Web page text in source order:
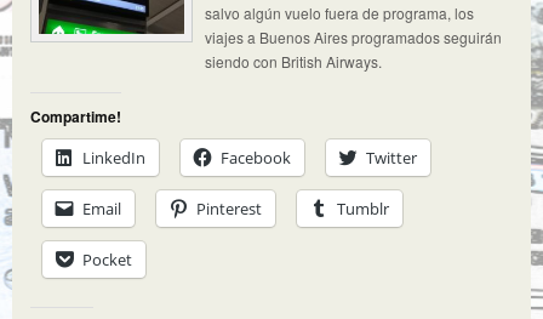
salvo algún vuelo fuera de programa, los
viajes a Buenos Aires programados seguirán
siendo con British Airways.
Compartime!
LinkedIn
Facebook Twitter
Email Pinterest Tumblr
Pocket